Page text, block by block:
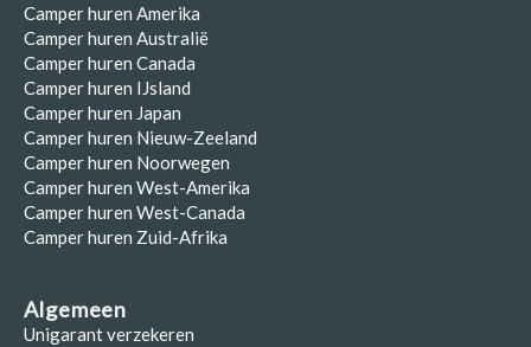
Camper huren Amerika
Camper huren Australië
Camper huren Canada
Camper huren IJsland
Camper huren Japan
Camper huren Nieuw-Zeeland
Camper huren Noorwegen
Camper huren West-Amerika
Camper huren West-Canada
Camper huren Zuid-Afrika
Algemeen
Unigarant verzekeren